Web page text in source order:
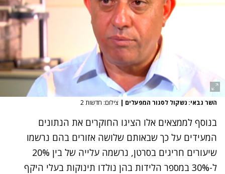
השר גבאי: נשקול לסגור המפעלים | צילום: חדשות 2
בנוסף לממצאים אלו הציגו החוקרים את הנתונים
המעידים על כך שבאותם שלושה אזורים בהם נרשמו
שיעורים חריגים בסרטן, נרשמה עלייה של בין 20%
ל-30% במספר הלידות בהן נולדו תינוקות בעלי היקף